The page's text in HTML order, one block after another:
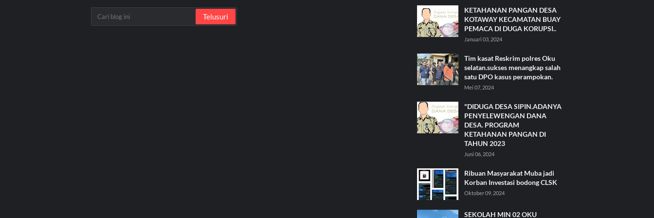
KETAHANAN PANGAN DESA
KOTAWAY KECAMATAN BUAY
PEMACA DI DUGA KORUPSI..
Januari 03, 2024
Tim kasat Reskrim polres Oku
selatan.sukses menangkap salah
satu DPO kasus perampokan.
Mei 07, 2024
"DIDUGA DESA SIPIN.ADANYA
PENYELEWENGAN DANA
DESA. PROGRAM
KETAHANAN PANGAN DI
TAHUN 2023
Juni 06, 2024
Ribuan Masyarakat Muba jadi
Korban Investasi bodong CLSK
Oktober 09, 2024
SEKOLAH MIN 02 OKU